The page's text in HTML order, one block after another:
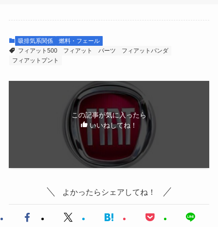
吸排気系関係
燃料・フェール
フィアット500
フィアット パーツ
フィアットパンダ
フィアットプント
この記事が気に入ったら
いいねしてね！
よかったらシェアしてね！